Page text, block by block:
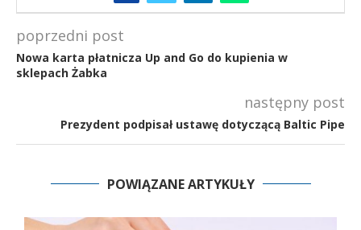
poprzedni post
Nowa karta płatnicza Up and Go do kupienia w
sklepach Żabka
następny post
Prezydent podpisał ustawę dotyczącą Baltic Pipe
POWIĄZANE ARTYKUŁY